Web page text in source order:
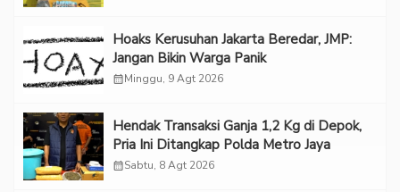
Hoaks Kerusuhan Jakarta Beredar, JMP:
Jangan Bikin Warga Panik
calendar_monthMinggu, 9 Agt 2026
Hendak Transaksi Ganja 1,2 Kg di Depok,
Pria Ini Ditangkap Polda Metro Jaya
calendar_monthSabtu, 8 Agt 2026